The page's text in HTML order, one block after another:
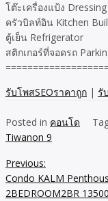
โต๊ะเครื่องแป้ง
ครัวบิลท์อิน Kitchen
ตู้เย็น Refrigerator
สติกเกอร์ที่จอดรถ
รับโพสSEOราคาถูก | รั
Posted in คอนโด
Tiwanon 9
Post
navigation
Previous:
Condo KALM
2BEDROOM2BR